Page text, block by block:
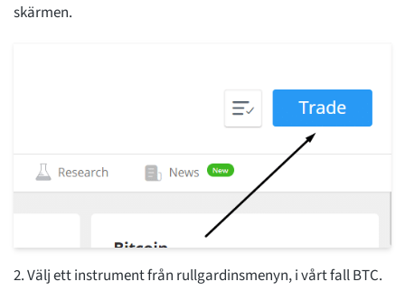
skärmen.
2. Välj ett instrument från rullgardinsmenyn, i vårt fall BTC.